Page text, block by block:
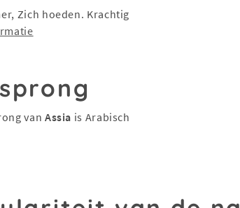
Zich hoeden. Krachtig
van Assia is Arabisch